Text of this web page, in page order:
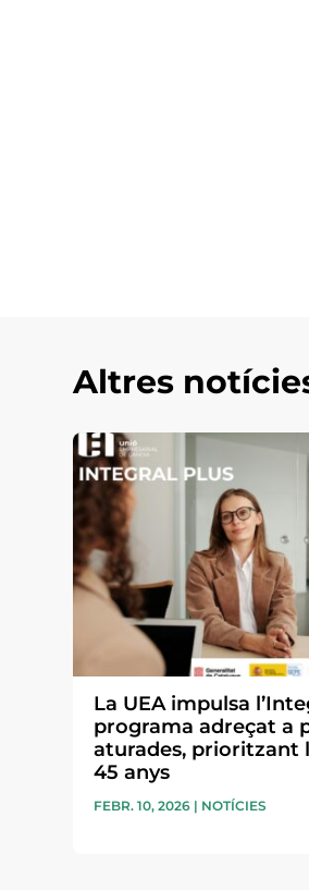
Altres
La UEA impulsa
programa adreçat a
aturades, prioritzant
45 anys
FEBR. 10, 2026 | NOTÍCIES